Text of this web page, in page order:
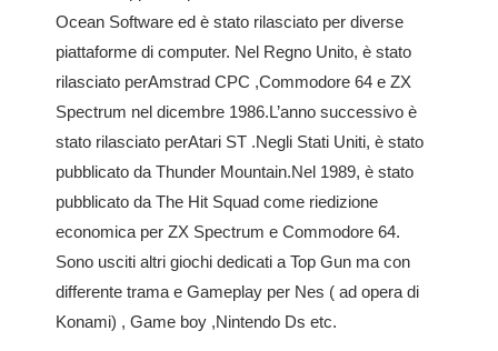
Ocean Software ed è stato rilasciato per diverse
piattaforme di computer. Nel Regno Unito, è stato
rilasciato perAmstrad CPC ,Commodore 64 e ZX
Spectrum nel dicembre 1986.L’anno successivo è
stato rilasciato perAtari ST .Negli Stati Uniti, è stato
pubblicato da Thunder Mountain.Nel 1989, è stato
pubblicato da The Hit Squad come riedizione
economica per ZX Spectrum e Commodore 64.
Sono usciti altri giochi dedicati a Top Gun ma con
differente trama e Gameplay per Nes ( ad opera di
Konami) , Game boy ,Nintendo Ds etc.